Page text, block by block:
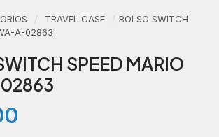
/ TRAVEL CASE / BOLSO SWITCH
A-02863
SPEED MARIO